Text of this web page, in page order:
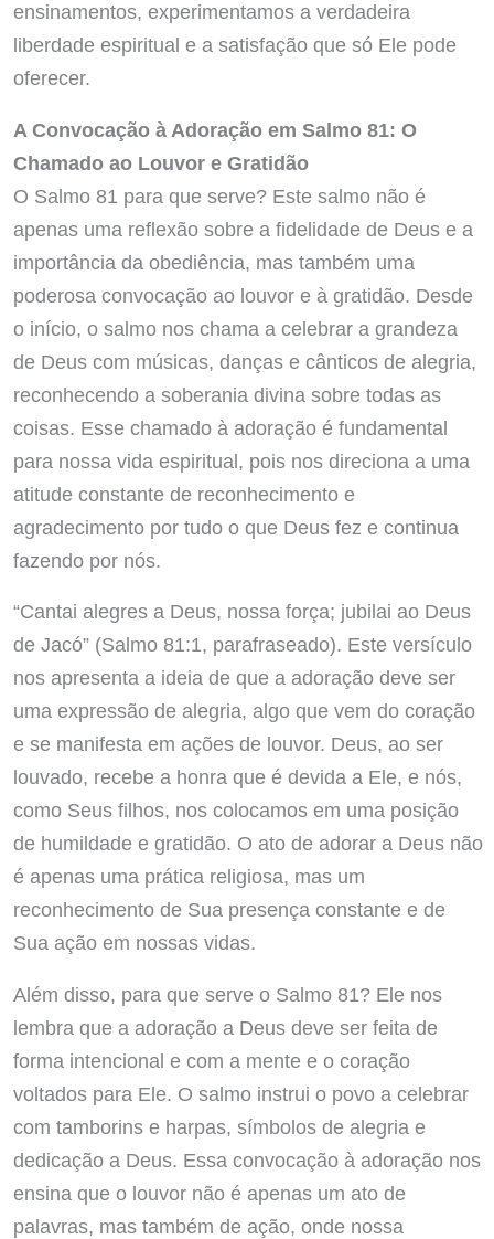
ensinamentos, experimentamos a verdadeira
liberdade espiritual e a satisfação que só Ele pode
oferecer.
A Convocação à Adoração em Salmo 81: O
Chamado ao Louvor e Gratidão
O Salmo 81 para que serve? Este salmo não é
apenas uma reflexão sobre a fidelidade de Deus e a
importância da obediência, mas também uma
poderosa convocação ao louvor e à gratidão. Desde
o início, o salmo nos chama a celebrar a grandeza
de Deus com músicas, danças e cânticos de alegria,
reconhecendo a soberania divina sobre todas as
coisas. Esse chamado à adoração é fundamental
para nossa vida espiritual, pois nos direciona a uma
atitude constante de reconhecimento e
agradecimento por tudo o que Deus fez e continua
fazendo por nós.
“Cantai alegres a Deus, nossa força; jubilai ao Deus
de Jacó” (Salmo 81:1, parafraseado). Este versículo
nos apresenta a ideia de que a adoração deve ser
uma expressão de alegria, algo que vem do coração
e se manifesta em ações de louvor. Deus, ao ser
louvado, recebe a honra que é devida a Ele, e nós,
como Seus filhos, nos colocamos em uma posição
de humildade e gratidão. O ato de adorar a Deus não
é apenas uma prática religiosa, mas um
reconhecimento de Sua presença constante e de
Sua ação em nossas vidas.
Além disso, para que serve o Salmo 81? Ele nos
lembra que a adoração a Deus deve ser feita de
forma intencional e com a mente e o coração
voltados para Ele. O salmo instrui o povo a celebrar
com tamborins e harpas, símbolos de alegria e
dedicação a Deus. Essa convocação à adoração nos
ensina que o louvor não é apenas um ato de
palavras, mas também de ação, onde nossa